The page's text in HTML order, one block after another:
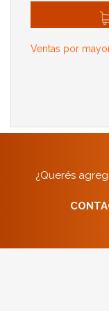
Ventas por
¿Querés